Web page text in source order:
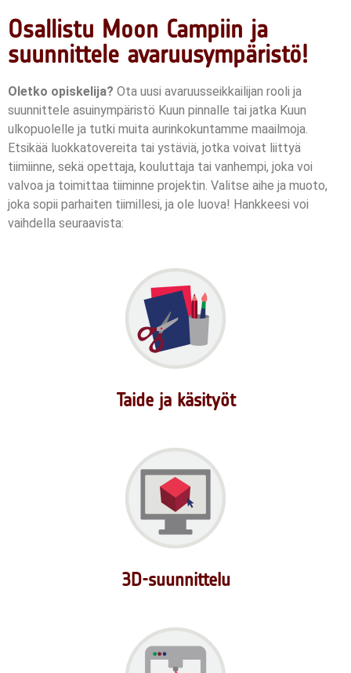
Osallistu Moon Campiin ja
suunnittele avaruusympäristö!
Oletko opiskelija? Ota uusi avaruusseikkailijan rooli ja
suunnittele asuinympäristö Kuun pinnalle tai jatka Kuun
ulkopuolelle ja tutki muita aurinkokuntamme maailmoja.
Etsikää luokkatovereita tai ystäviä, jotka voivat liittyä
tiimiinne, sekä opettaja, kouluttaja tai vanhempi, joka voi
valvoa ja toimittaa tiiminne projektin. Valitse aihe ja muoto,
joka sopii parhaiten tiimillesi, ja ole luova! Hankkeesi voi
vaihdella seuraavista:
Taide ja käsityöt
3D-suunnittelu